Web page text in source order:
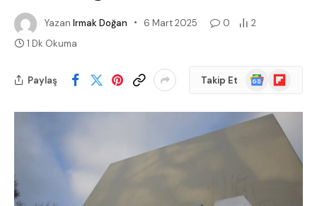
Yazan Irmak Doğan 6 Mart 2025 0
2
1 Dk Okuma
Paylaş Takip Et
Google
News
Flipboard